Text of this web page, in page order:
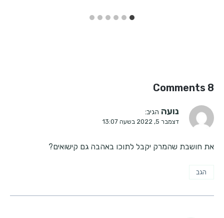
8 Comments
נועה הגיב:
דצמבר 5, 2022 בשעה 13:07
את חושבת שהמרק יקבל לתוכו באהבה גם קישואים?
הגב